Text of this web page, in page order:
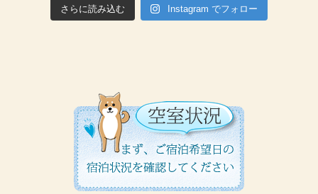
さらに読み込む Instagram でフォロー